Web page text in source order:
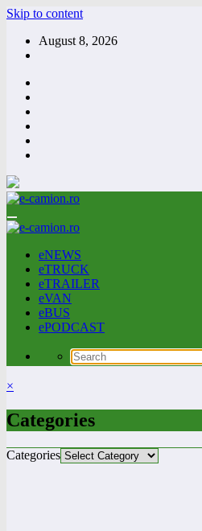
Skip to content
August 8, 2026
eNEWS
eTRUCK
eTRAILER
eVAN
eBUS
ePODCAST
×
Categories
Categories